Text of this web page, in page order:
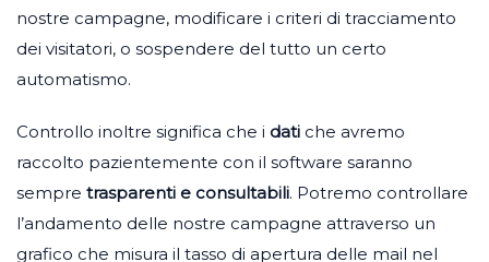
nostre campagne, modificare i criteri di tracciamento
dei visitatori, o sospendere del tutto un certo
automatismo.
Controllo inoltre significa che i dati che avremo
raccolto pazientemente con il software saranno
sempre trasparenti e consultabili. Potremo controllare
l’andamento delle nostre campagne attraverso un
grafico che misura il tasso di apertura delle mail nel